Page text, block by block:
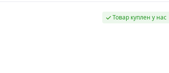
Товар куплен у нас